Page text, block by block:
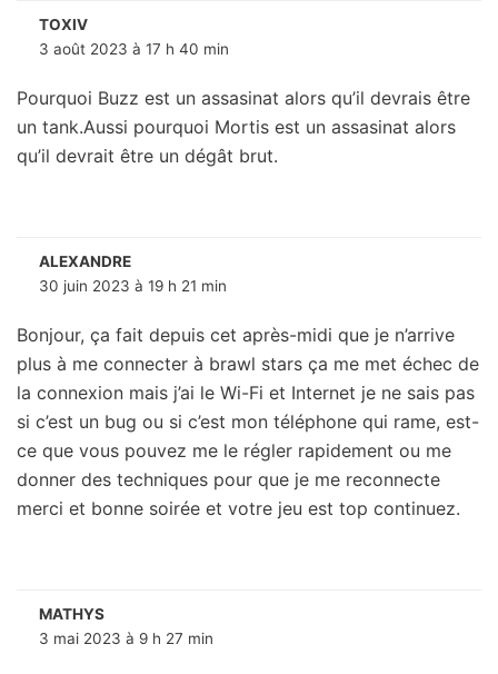
TOXIV
3 août 2023 à 17 h 40 min
Pourquoi Buzz est un assasinat alors qu’il devrais être
un tank.Aussi pourquoi Mortis est un assasinat alors
qu’il devrait être un dégât brut.
ALEXANDRE
30 juin 2023 à 19 h 21 min
Bonjour, ça fait depuis cet après-midi que je n’arrive
plus à me connecter à brawl stars ça me met échec de
la connexion mais j’ai le Wi-Fi et Internet je ne sais pas
si c’est un bug ou si c’est mon téléphone qui rame, est-
ce que vous pouvez me le régler rapidement ou me
donner des techniques pour que je me reconnecte
merci et bonne soirée et votre jeu est top continuez.
MATHYS
3 mai 2023 à 9 h 27 min